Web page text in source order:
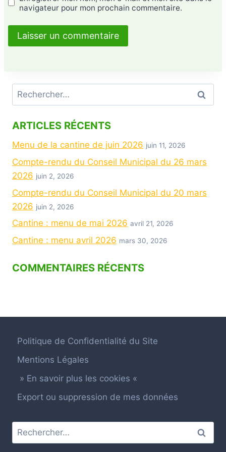
navigateur pour mon prochain commentaire.
ARTICLES RÉCENTS
Menu de la cantine de juin 2026 juin 11, 2026
Compte-rendu du Conseil Municipal du 26 mars
2026 juin 2, 2026
Compte-rendu du Conseil Municipal du 20 mars
2026 juin 2, 2026
Cantine : menu de mai 2026 avril 21, 2026
Cantine : menu avril 2026 mars 30, 2026
COMMENTAIRES RÉCENTS
Politique de Confidentialité du Site
Mentions Légales
» En savoir plus les cookies «
Export ou suppression de mes données